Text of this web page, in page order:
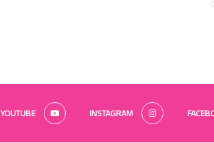
INSTAGRAM
YOUTUBE